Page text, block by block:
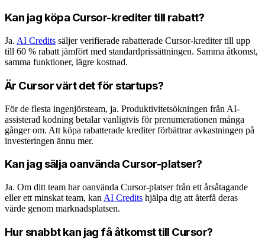
Kan jag köpa Cursor-krediter till rabatt?
Ja. AI Credits säljer verifierade rabatterade Cursor-krediter till upp
till 60 % rabatt jämfört med standardprissättningen. Samma åtkomst,
samma funktioner, lägre kostnad.
Är Cursor värt det för startups?
För de flesta ingenjörsteam, ja. Produktivitetsökningen från AI-
assisterad kodning betalar vanligtvis för prenumerationen många
gånger om. Att köpa rabatterade krediter förbättrar avkastningen på
investeringen ännu mer.
Kan jag sälja oanvända Cursor-platser?
Ja. Om ditt team har oanvända Cursor-platser från ett årsåtagande
eller ett minskat team, kan AI Credits hjälpa dig att återfå deras
värde genom marknadsplatsen.
Hur snabbt kan jag få åtkomst till Cursor?